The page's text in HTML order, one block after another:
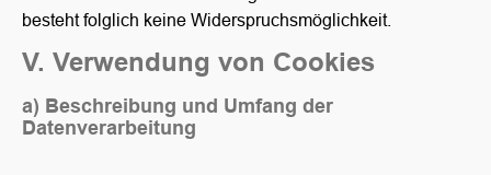
besteht folglich keine Widerspruchsmöglichkeit.
V. Verwendung von Cookies
a) Beschreibung und Umfang der
Datenverarbeitung